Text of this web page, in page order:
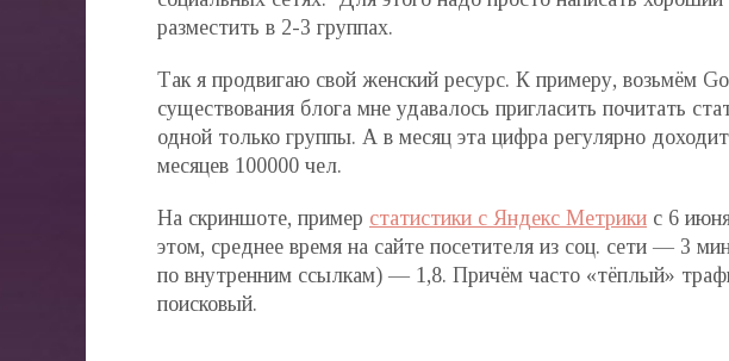
разместить в 2-3 группах.
Так я продвигаю свой женский ресурс. К примеру, возьмём
существования блога мне удавалось пригласить почитать
одной только группы. А в месяц эта цифра регулярно
месяцев 100000 чел.
На скриншоте, пример статистики с Яндекс Метрики с 6
этом, среднее время на сайте посетителя из соц. сети — 3
по внутренним ссылкам) — 1,8. Причём часто «тёплый»
поисковый.